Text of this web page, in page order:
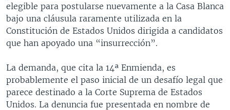
elegible para postularse nuevamente a la Casa Blanca
bajo una cláusula raramente utilizada en la
Constitución de Estados Unidos dirigida a candidatos
que han apoyado una “insurrección”.
La demanda, que cita la 14ª Enmienda, es
probablemente el paso inicial de un desafío legal que
parece destinado a la Corte Suprema de Estados
Unidos. La denuncia fue presentada en nombre de